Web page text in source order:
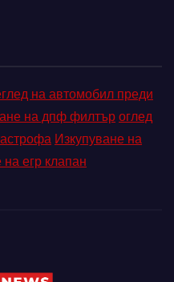
на автомобил преди
на дпф филтъроглед
Изкупуване на
егр клапан